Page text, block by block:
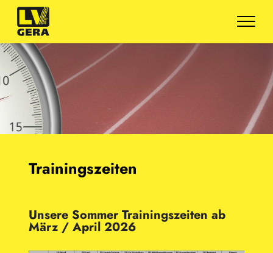
Trainingszeiten
Unsere Sommer Trainingszeiten ab
März / April 2026